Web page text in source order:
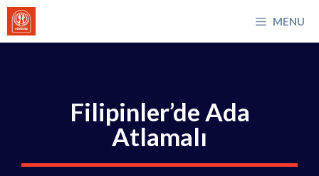
İçeriğe
atla
MENU
Filipinler’de Ada
Atlamalı